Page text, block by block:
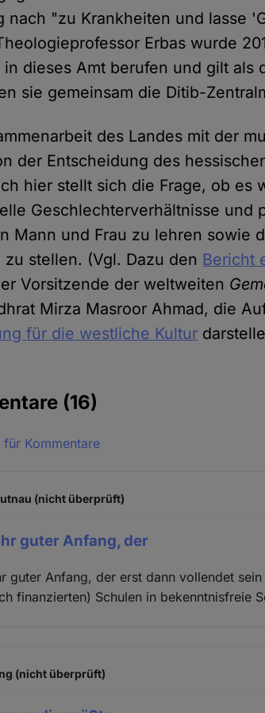
nach "zu Krankheiten und lasse
Erbas wurde
in dieses Amt berufen und gilt als
sie gemeinsam die Ditib-
des Landes mit der
der Entscheidung des
hier stellt sich die Frage, ob es
Geschlechterverhältnisse und
Mann und Frau zu lehren sowie
zu stellen. (Vgl. Dazu den Bericht
Vorsitzende der weltweiten
Mirza Masroor Ahmad, die
für die westliche Kultur
(16)
für Kommentare
(nicht überprüft)
guter Anfang, der
guter Anfang, der erst dann vollendet
finanzierten) Schulen in bekenntnisfreie
(nicht überprüft)